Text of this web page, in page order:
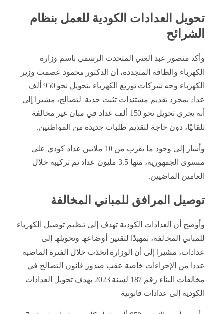
تحويل العدادات الكودية للعمل بنظام
الشرائح
وأكد منصور عبد الغني المتحدث الرسمي باسم وزارة
الكهرباء والطاقة المتجددة، أن الدكتور محمود عصمت وزير
الكهرباء وجه شركات توزيع الكهرباء بتحويل نحو 950 ألف
عداد بمجرد تقديم مستندات تثبت جدية التصالح، مشيرا إلى
أنه يجري تحويل نحو 150 ألف عداد في مبان غير مخالفة
تلقائيًا، دون حاجة لتقديم طلبات جديدة من المواطنين.
وأشار إلى وجود ما يقرب من 10 ملايين عداد كودي على
مستوى الجمهورية، منها 3.5 مليون عداد تم تركيبه خلال
العامين الماضيين.
توصيل المرافق للمباني المخالفة
وأوضح أن العدادات الكودية تهدف إلى تنظيم توصيل الكهرباء
للمباني المخالفة، تمهيدًا لتقنين أوضاعها وتحويلها إلى
عدادات، مشيرا إلى أن الوزارة اتخذت خلال الفترة الماضية
عددا من الإجراءات خاصة عقب صدور قانون التصالح في
مخالفات البناء رقم 187 لسنة 2023 بهدف تحويل العدادات
الكودية إلى عدادات قانونية